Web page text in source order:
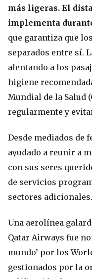
más ligeras. El
implementa
que garantiza que
separados entre sí.
alentando a los
higiene
Mundial de la Salud
regularmente y
Desde mediados de
ayudado a reunir a
con sus seres
de servicios
sectores adicionales.
Una aerolínea
Qatar Airways fue
mundo’ por los
gestionados por la